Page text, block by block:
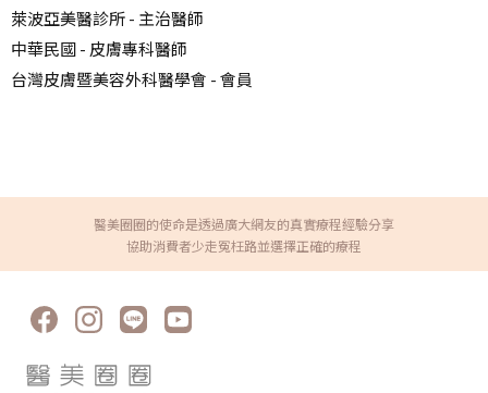
萊波亞美醫診所 - 主治醫師
中華民國 - 皮膚專科醫師
台灣皮膚暨美容外科醫學會 - 會員
醫美圈圈的使命是透過廣大網友的真實療程經驗分享
協助消費者少走冤枉路並選擇正確的療程